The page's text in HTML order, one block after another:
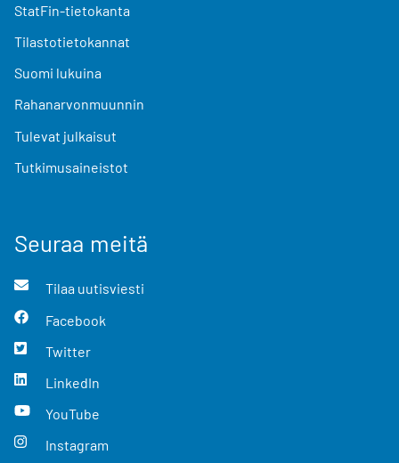
StatFin-tietokanta
Tilastotietokannat
Suomi lukuina
Rahanarvonmuunnin
Tulevat julkaisut
Tutkimusaineistot
Seuraa meitä
Tilaa uutisviesti
Facebook
Twitter
LinkedIn
YouTube
Instagram